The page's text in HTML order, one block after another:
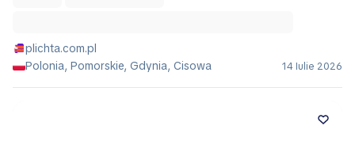
plichta.com.pl
Polonia, Pomorskie, Gdynia, Cisowa
14 Iulie 2026